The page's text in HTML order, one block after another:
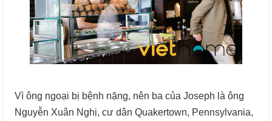
Vì ông ngoại bị bệnh nặng, nên ba của Joseph là ông
Nguyễn Xuân Nghị, cư dân Quakertown, Pennsylvania,